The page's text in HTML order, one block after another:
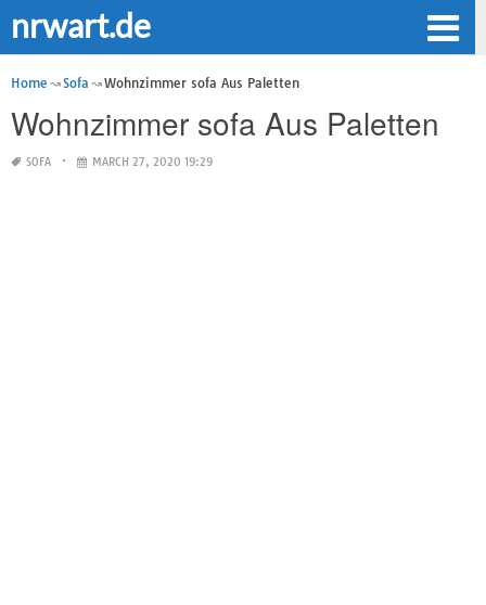
nrwart.de
Home Sofa Wohnzimmer sofa Aus Paletten
Wohnzimmer sofa Aus Paletten
SOFA MARCH 27, 2020 19:29